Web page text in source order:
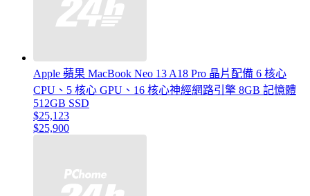
Apple 蘋果 MacBook Neo 13 A18 Pro 晶片配備 6 核心
CPU、5 核心 GPU、16 核心神經網路引擎 8GB 記憶體
512GB SSD
$25,123
$25,900